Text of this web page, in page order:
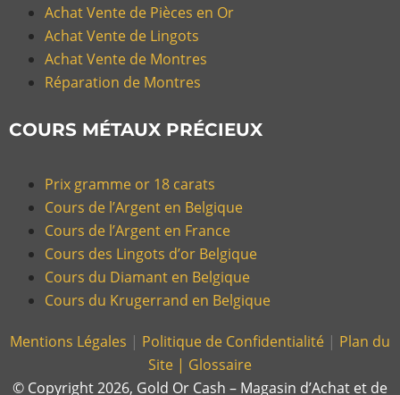
Achat Vente de Pièces en Or
Achat Vente de Lingots
Achat Vente de Montres
Réparation de Montres
COURS MÉTAUX PRÉCIEUX
Prix gramme or 18 carats
Cours de l’Argent en Belgique
Cours de l’Argent en France
Cours des Lingots d’or Belgique
Cours du Diamant en Belgique
Cours du Krugerrand en Belgique
Mentions Légales | Politique de Confidentialité | Plan du
Site | Glossaire
© Copyright 2026, Gold Or Cash – Magasin d’Achat et de